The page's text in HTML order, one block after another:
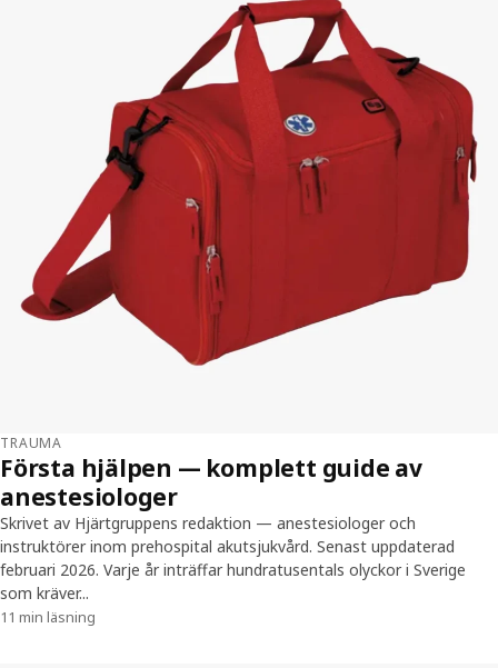
TRAUMA
Första hjälpen — komplett guide av
anestesiologer
Skrivet av Hjärtgruppens redaktion — anestesiologer och
instruktörer inom prehospital akutsjukvård. Senast uppdaterad
februari 2026. Varje år inträffar hundratusentals olyckor i Sverige
som kräver...
11 min läsning